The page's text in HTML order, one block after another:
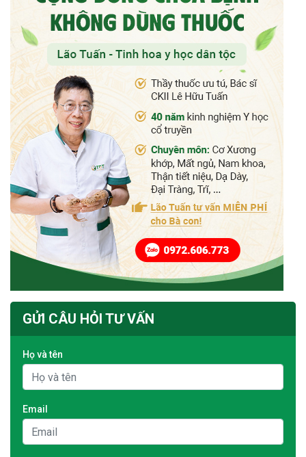
GỬI CÂU HỎI TƯ VẤN
Họ và tên
Email